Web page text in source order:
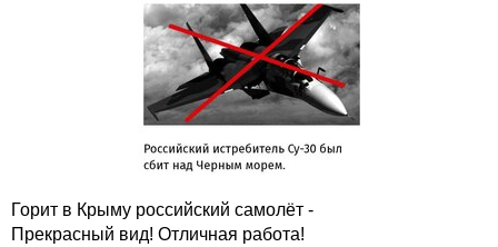
Горит в Крыму российский самолёт -
Прекрасный вид! Отличная работа!